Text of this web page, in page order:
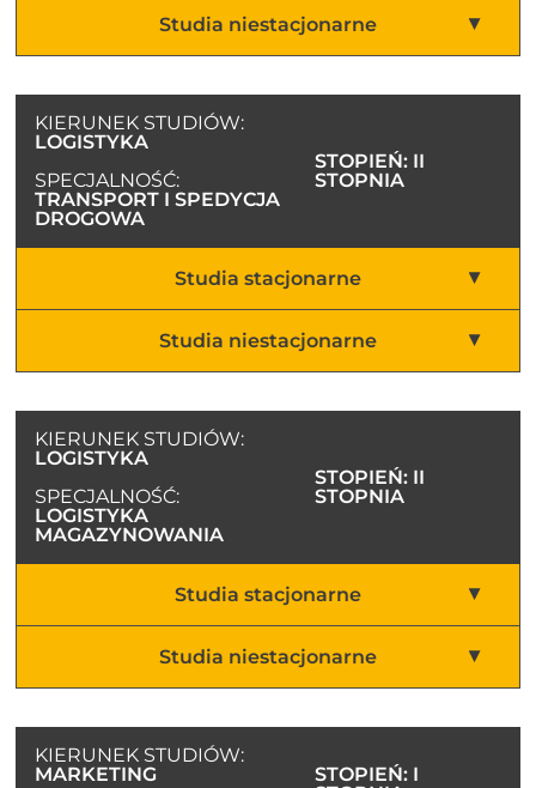
Studia niestacjonarne
KIERUNEK STUDIÓW:
LOGISTYKA
SPECJALNOŚĆ:
TRANSPORT I SPEDYCJA
DROGOWA
STOPIEŃ: II
STOPNIA
Studia stacjonarne
Studia niestacjonarne
KIERUNEK STUDIÓW:
LOGISTYKA
SPECJALNOŚĆ:
LOGISTYKA
MAGAZYNOWANIA
STOPIEŃ: II
STOPNIA
Studia stacjonarne
Studia niestacjonarne
KIERUNEK STUDIÓW:
MARKETING
STOPIEŃ: I